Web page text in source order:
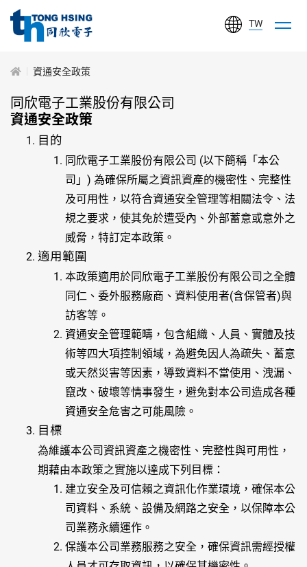
欣
電
子
工
公
TW
資通安全政策
同欣電子工業股份有限公司
資通安全政策
目的
同欣電子工業股份有限公司 (以下簡稱「本公
司」) 為確保所屬之資訊資產的機密性、完整性
及可用性，以符合資通安全管理等相關法令、法
規之要求，使其免於遭受內、外部蓄意或意外之
威脅，特訂定本政策。
適用範圍
本政策適用於同欣電子工業股份有限公司之全體
同仁、委外服務廠商、資料使用者(含保管者)與
訪客等。
資通安全管理範疇，包含組織、人員、實體及技
術等四大項控制領域，為避免因人為疏失、蓄意
或天然災害等因素，導致資料不當使用、洩漏、
竄改、破壞等情事發生，避免對本公司造成各種
資通安全危害之可能風險。
目標
為維護本公司資訊資產之機密性、完整性與可用性，
期藉由本政策之實施以達成下列目標：
建立安全及可信賴之資訊化作業環境，確保本公
司資料、系統、設備及網路之安全，以保障本公
司業務永續運作。
保護本公司業務服務之安全，確保資訊需經授權